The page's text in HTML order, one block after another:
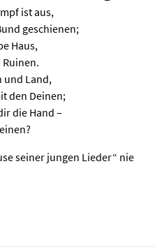
ist aus,
geschienen;
Haus,
und Land,
den Deinen;
die Hand –
seiner jungen Lieder“ nie